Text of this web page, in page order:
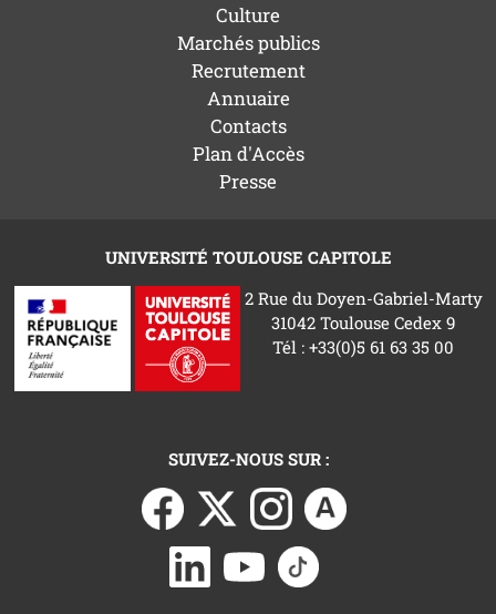
Culture
Marchés publics
Recrutement
Annuaire
Contacts
Plan d'Accès
Presse
UNIVERSITÉ TOULOUSE CAPITOLE
2 Rue du Doyen-Gabriel-Marty
31042 Toulouse Cedex 9
Tél : +33(0)5 61 63 35 00
SUIVEZ-NOUS SUR :